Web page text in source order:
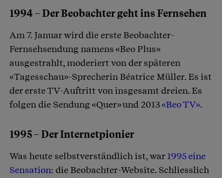
1994 – Der Beobachter geht ins Fernsehen
Am 7. Januar wird die erste Beobachter-
Fernsehsendung namens «Beo Plus»
ausgestrahlt, moderiert von der späteren
«Tagesschau»-Sprecherin Béatrice Müller. Es ist
der erste TV-Auftritt von insgesamt dreien. Es
folgen die Sendung «Quer» und 2013«Beo TV».
1995 – Der Internetpionier
Was heute selbstverständlich ist, war1995 eine
Sensation: die Beobachter-Website. Schliesslich